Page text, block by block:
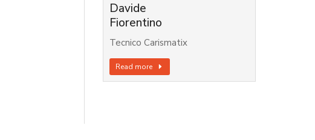
Davide
Fiorentino
Tecnico Carismatix
Read more